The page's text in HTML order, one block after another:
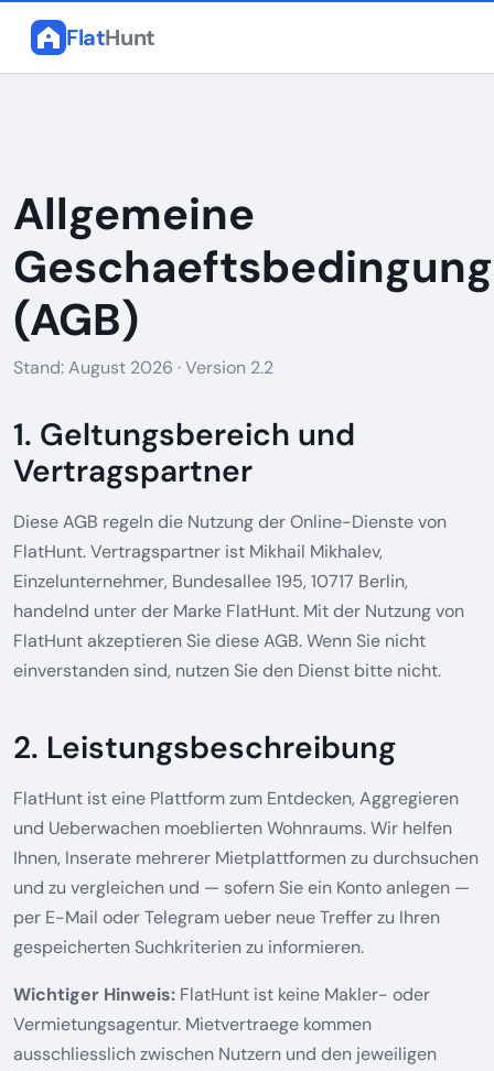
FlatHunt
Allgemeine
(AGB)
Stand: August 2026 · Version 2.2
1. Geltungsbereich und
Vertragspartner
Diese AGB regeln die Nutzung der Online-Dienste von
FlatHunt. Vertragspartner ist Mikhail Mikhalev,
Einzelunternehmer, Bundesallee 195, 10717 Berlin,
handelnd unter der Marke FlatHunt. Mit der Nutzung von
FlatHunt akzeptieren Sie diese AGB. Wenn Sie nicht
einverstanden sind, nutzen Sie den Dienst bitte nicht.
2. Leistungsbeschreibung
FlatHunt ist eine Plattform zum Entdecken, Aggregieren
und Ueberwachen moeblierten Wohnraums. Wir helfen
Ihnen, Inserate mehrerer Mietplattformen zu durchsuchen
und zu vergleichen und — sofern Sie ein Konto anlegen —
per E-Mail oder Telegram ueber neue Treffer zu Ihren
gespeicherten Suchkriterien zu informieren.
Wichtiger Hinweis: FlatHunt ist keine Makler- oder
Vermietungsagentur. Mietvertraege kommen
ausschliesslich zwischen Nutzern und den jeweiligen